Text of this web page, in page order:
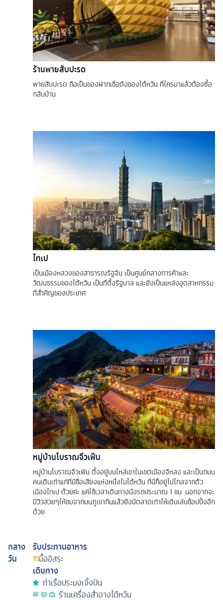
ร้านพายสับปะรด
พายสับปะรด ถือเป็นของฝากเชื่อดังของไต้หวัน ที่ใครมาแล้วต้องซื้อ
กลับบ้าน
ไทเป
เป็นเมืองหลวงของสาธารณรัฐจีน เป็นศูนย์กลางการค้าและ
วัฒนธรรมของไต้หวัน เป็นที่ตั้งรัฐบาล และยังเป็นแหล่งอุตสาหกรรม
ที่สำคัญของประเทศ
หมู่บ้านโบราณจิ่วเฟิ่น
หมู่บ้านโบราณจิ่วเฟิน ตั้งอยู่บนไหล่เขาในเขตเมืองจีหลง และเป็นถนน
คนเดินเก่าแก่ที่มีชื่อเสียงแห่งหนึ่งในไต้หวัน ที่นี่ก็อยู่ไม่ไกลจากตัว
เมืองไทเป ด้วยค่ะ แค่ใช้เวลาเดินทางนั่งรถประมาณ 1 ชม. นอกจากจะ
มีวิวสวยๆให้ชมจากบนภูเขากันแล้วยังมีตลาดเก่าให้เดินเล่นช้อปปิ้งอีก
ด้วย
กลาง
วัน
รับประทานอาหาร
มื้ออิสระ
เดินทาง
ท่าเรือประมงเจิ้งปิน
ร้านเครื่องสำอางไต้หวัน